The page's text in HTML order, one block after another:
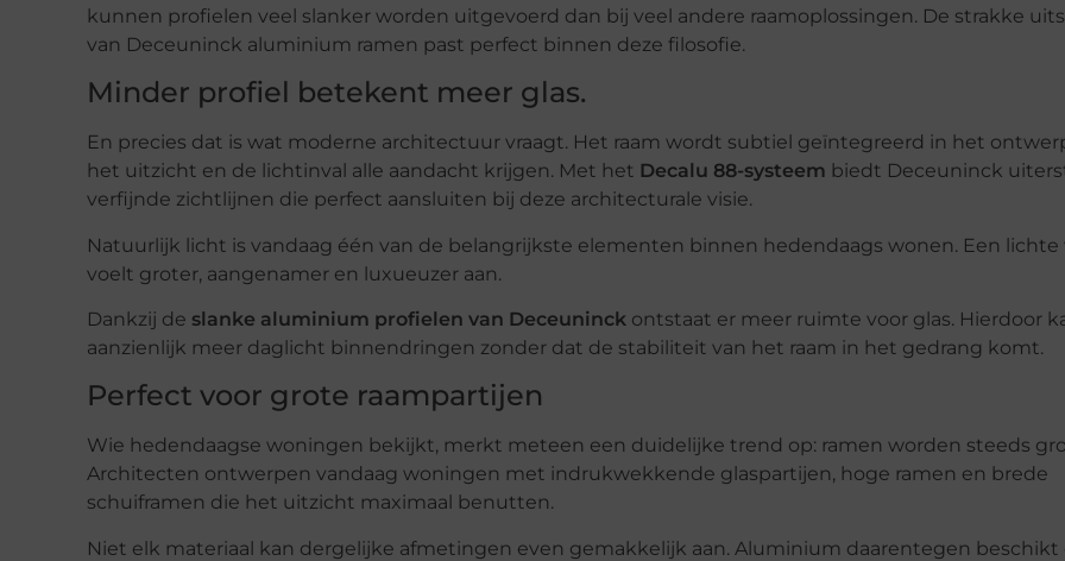
kunnen profielen veel slanker worden uitgevoerd dan bij veel andere raamoplossingen. De strakke
van Deceuninck aluminium ramen past perfect binnen deze filosofie.
Minder profiel betekent meer glas.
En precies dat is wat moderne architectuur vraagt. Het raam wordt subtiel geïntegreerd in het
het uitzicht en de lichtinval alle aandacht krijgen. Met het Decalu 88-systeem biedt Deceuninck
verfijnde zichtlijnen die perfect aansluiten bij deze architecturale visie.
Natuurlijk licht is vandaag één van de belangrijkste elementen binnen hedendaags wonen. Een
voelt groter, aangenamer en luxueuzer aan.
Dankzij de slanke aluminium profielen van Deceuninck ontstaat er meer ruimte voor glas. Hierdoor
aanzienlijk meer daglicht binnendringen zonder dat de stabiliteit van het raam in het gedrang komt.
Perfect voor grote raampartijen
Wie hedendaagse woningen bekijkt, merkt meteen een duidelijke trend op: ramen worden steeds
Architecten ontwerpen vandaag woningen met indrukwekkende glaspartijen, hoge ramen en brede
schuiframen die het uitzicht maximaal benutten.
Niet elk materiaal kan dergelijke afmetingen even gemakkelijk aan. Aluminium daarentegen beschikt